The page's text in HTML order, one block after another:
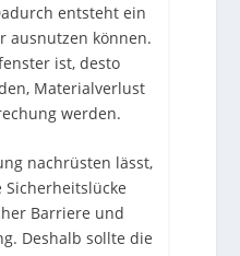
entsteht ein
ausnutzen können.
ist, desto
Materialverlust
werden.
nachrüsten lässt,
Barriere und
Deshalb sollte die